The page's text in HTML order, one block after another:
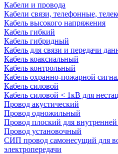
Кабели и провода
Кабели связи, телефонные,
Кабель высокого напряжения
Кабель гибкий
Кабель гибридный
Кабель для связи и передачи
Кабель коаксиальный
Кабель контрольный
Кабель охранно-пожарной
Кабель силовой
Кабель силовой < 1кВ для
Провод акустический
Провод одножильный
Провод плоский для
Провод установочный
СИП провод самонесущий для
электропередачи